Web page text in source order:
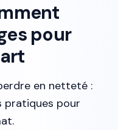
pour
en netteté :
pratiques pour